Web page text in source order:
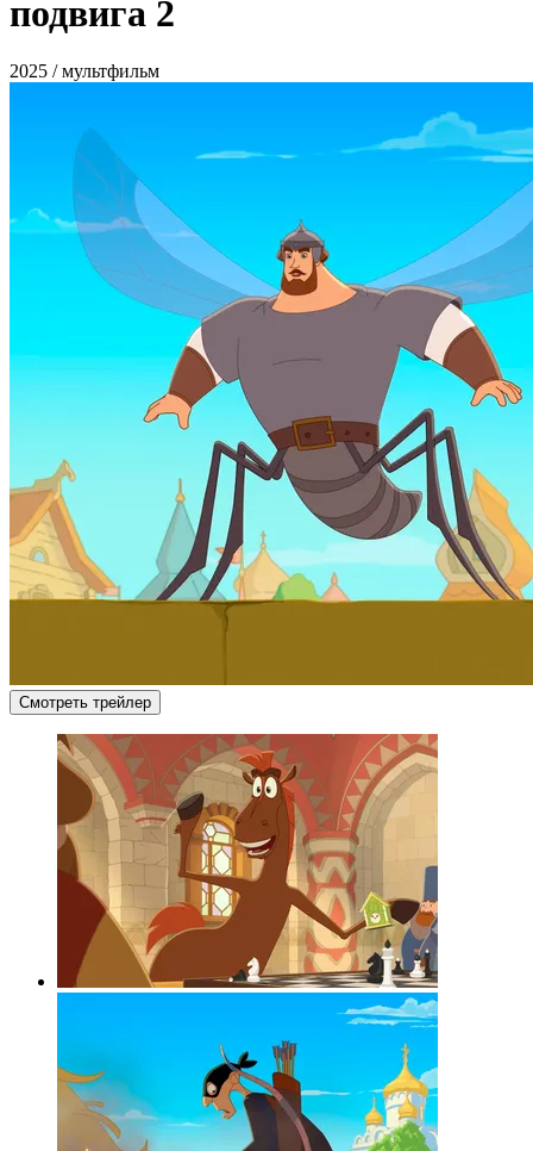
подвига 2
2025 / мультфильм
Смотреть трейлер